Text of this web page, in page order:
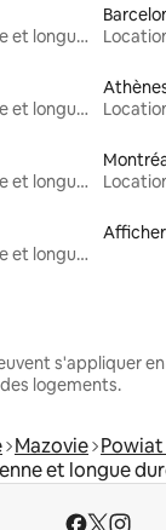
Locations moyenne et longue durée
Locations moyenne et longue durée
Locations moyenne et longue durée
Locations moyenne et longue durée
s'appliquer
logements.
Mazovie
et longue